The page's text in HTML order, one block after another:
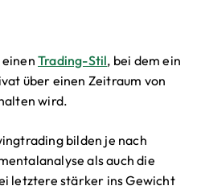
Trading-Stil, bei dem ein
über einen Zeitraum von
wird.
bilden je nach
als auch die
letztere stärker ins Gewicht